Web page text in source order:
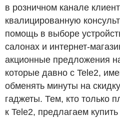
в розничном канале
квалицированную
помощь в выборе
салонах и интернет-
акционные предложения
которые давно с Tele2,
обменять минуты на
гаджеты. Тем, кто только
к Tele2, предлагаем